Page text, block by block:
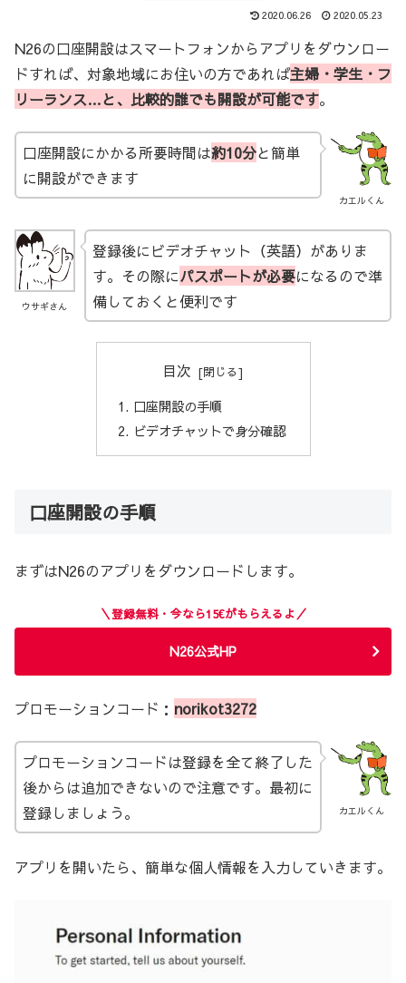
2020.06.26 2020.05.23
N26の口座開設はスマートフォンからアプリをダウンロー
ドすれば、対象地域にお住いの方であれば主婦・学生・フ
リーランス…と、 比較的誰でも開設が可能です。
カエルくん
口座開設にかかる所要時間は約10分と簡単
に開設ができます
ウサギさん
登録後にビデオチャット（英語）がありま
す。その際にパスポートが必要になるので準
備しておくと便利です
目次
口座開設の手順
ビデオチャットで身分確認
口座開設の手順
まずはN26のアプリをダウンロードします。
＼登録無料・今なら15€がもらえるよ／
N26公式HP
プロモーションコード： norikot3272
カエルくん
プロモーションコードは登録を全て終了した
後からは追加できないので注意です。最初に
登録しましょう。
アプリを開いたら、簡単な個人情報を入力していきます。